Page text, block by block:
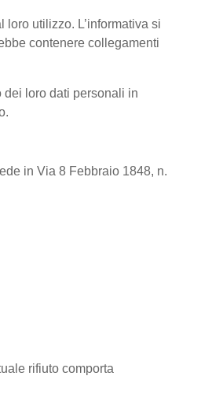
utilizzo. L’informativa si
contenere collegamenti
loro dati personali in
in Via 8 Febbraio 1848, n.
rifiuto comporta